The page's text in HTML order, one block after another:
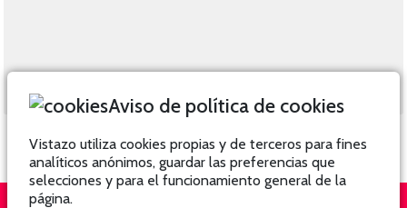
Aviso de política de cookies
Vistazo utiliza cookies propias y de terceros para fines
analíticos anónimos, guardar las preferencias que
selecciones y para el funcionamiento general de la
página.